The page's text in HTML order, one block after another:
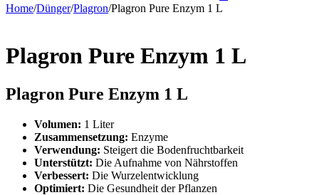
Home/Dünger/Plagron/Plagron Pure Enzym 1 L
Plagron Pure Enzym 1 L
Plagron Pure Enzym 1 L
Volumen: 1 Liter
Zusammensetzung: Enzyme
Verwendung: Steigert die Bodenfruchtbarkeit
Unterstützt: Die Aufnahme von Nährstoffen
Verbessert: Die Wurzelentwicklung
Optimiert: Die Gesundheit der Pflanzen